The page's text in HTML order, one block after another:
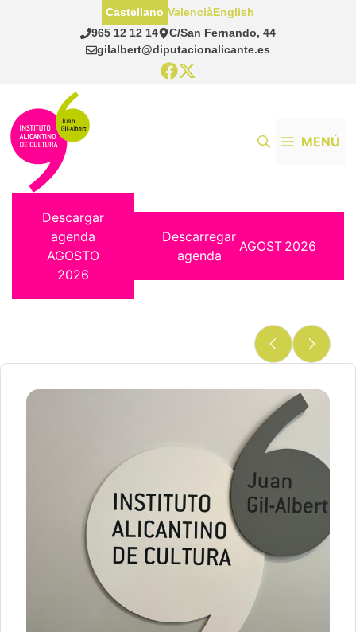
965 12 12 14
C/San Fernando, 44
gilalbert@diputacionalicante.es
Castellano ValenciàEnglish
MENÚ
Descargar
agenda
AGOSTO
2026
Descarregar
agenda
AGOST 2026